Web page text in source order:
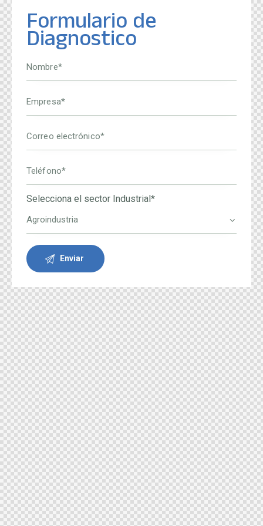
Formulario de
Diagnostico
Selecciona el sector Industrial*